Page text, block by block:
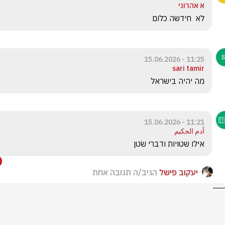
א אהרוני
לא  חידשה כלום
11:25 - 15.06.2026
sari tamir
מה יהיה בישראל
11:21 - 15.06.2026
أدم الحكيم
אילו שטויות ודברי שׂטן
יעקוב פישל הגיב/ה תגובה אחת